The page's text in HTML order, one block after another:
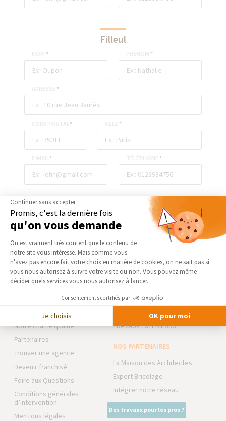
Filleul
* *
*
* *
* *
LA MAISON DES TRAVAUX 77 -
MELUN
Qui sommes-nous
Actualités
Notre charte qualité
Partenaires
Trouver une agence
Devenir franchisé
Foire aux Questions
Conditions générales
d’intervention
Mentions légales
NOS DOMAINES
D’INTERVENTION
EXTENSION
RÉNOVATION INTÉRIEURE
TRAVAUX EXTÉRIEURS
NOS PARTENAIRES
La Maison des Architectes
Expert Bricolage
Intégrer notre réseau
Des travaux pour les pros ?
Continuer sans accepter
Promis, c'est la dernière fois
qu'on vous demande
Plateforme de Gestion du
On est vraiment très content que le contenu de
notre site vous intéresse. Mais comme vous
n'avez pas encore fait votre choix en matière de cookies, on ne sait pas si
vous nous autorisez à suivre votre visite ou non. Vous pouvez même
décider quels services vous nous autorisez à lancer.
Consentements certifiés par
Je choisis OK pour moi
Axeptio consent